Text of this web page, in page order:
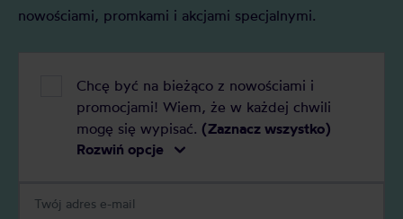
nowościami, promkami i akcjami specjalnymi.
Chcę być na bieżąco z nowościami i
promocjami! Wiem, że w każdej chwili
mogę się wypisać. (Zaznacz wszystko)
Rozwiń opcje